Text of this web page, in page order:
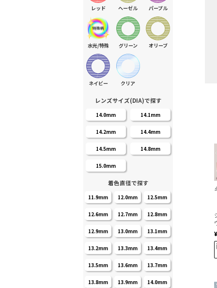
レッド ヘーゼル パープル
水光/特殊 グリーン オリーブ
ネイビー クリア
レンズサイズ(DIA)で探す
14.0mm 14.1mm
14.2mm 14.4mm
14.5mm 14.8mm
15.0mm
着色直径で探す
11.9mm 12.0mm 12.5mm
12.6mm 12.7mm 12.8mm
12.9mm 13.0mm 13.1mm
13.2mm 13.3mm 13.4mm
13.5mm 13.6mm 13.7mm
13.8mm 13.9mm 14.0mm